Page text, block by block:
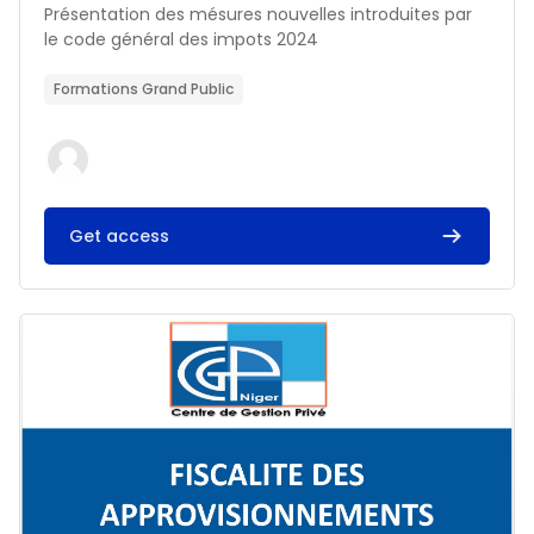
Résumé du cours :
Présentation des mésures nouvelles introduites par
le code général des impots 2024
Formations Grand Public
Get access
Image du cours FISCALITE DES APPROVISIONNEMENTS